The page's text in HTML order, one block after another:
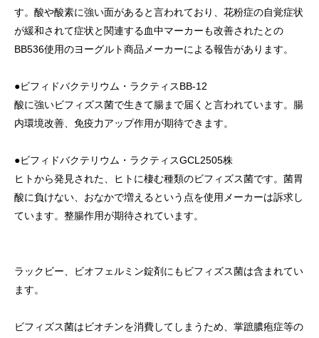
す。酸や酸素に強い面があると言われており、花粉症の自覚症状
が緩和されて症状と関連する血中マーカーも改善されたとの
BB536使用のヨーグルト商品メーカーによる報告があります。
●ビフィドバクテリウム・ラクティスBB-12
酸に強いビフィズス菌で生きて腸まで届くと言われています。腸
内環境改善、免疫力アップ作用が期待できます。
●ビフィドバクテリウム・ラクティスGCL2505株
ヒトから発見された、ヒトに棲む種類のビフィズス菌です。菌胃
酸に負けない、おなかで増えるという点を使用メーカーは訴求し
ています。整腸作用が期待されています。
ラックビー、ビオフェルミン錠剤にもビフィズス菌は含まれてい
ます。
ビフィズス菌はビオチンを消費してしまうため、掌蹠膿疱症等の